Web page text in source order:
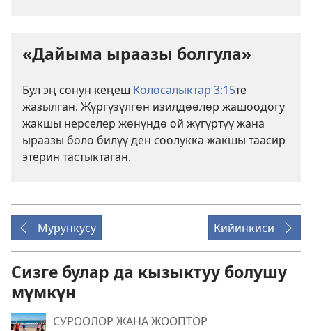
«Дайыма ыраазы болгула»
Бул эң сонун кеңеш Колосалыктар 3:15те
жазылган. Жүргүзүлгөн изилдөөлөр жашоодогу
жакшы нерселер жөнүндө ой жүгүртүү жана
ыраазы боло билүү ден соолукка жакшы таасир
этерин тастыктаган.
Мурункусу Кийинкиси
Сизге булар да кызыктуу болушу
мүмкүн
СУРООЛОР ЖАНА ЖООПТОР